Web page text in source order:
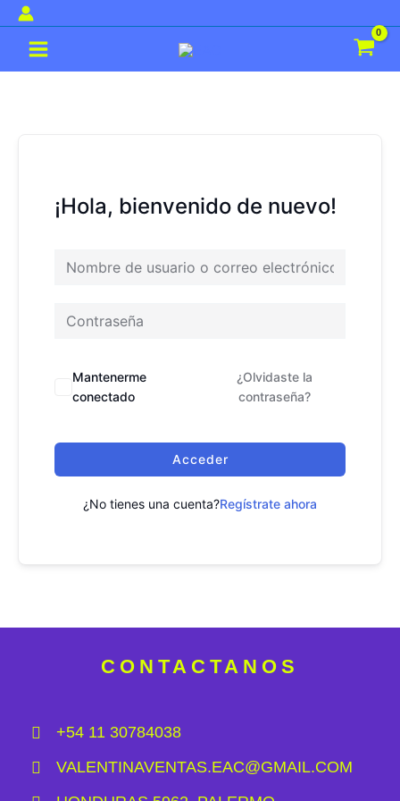
al
contenido
Main
¡Hola, bienvenido de nuevo!
Mantenerme
conectado
¿Olvidaste la
contraseña?
Acceder
¿No tienes una cuenta?Regístrate ahora
CONTACTANOS
+54 11 30784038
VALENTINAVENTAS.EAC@GMAIL.COM